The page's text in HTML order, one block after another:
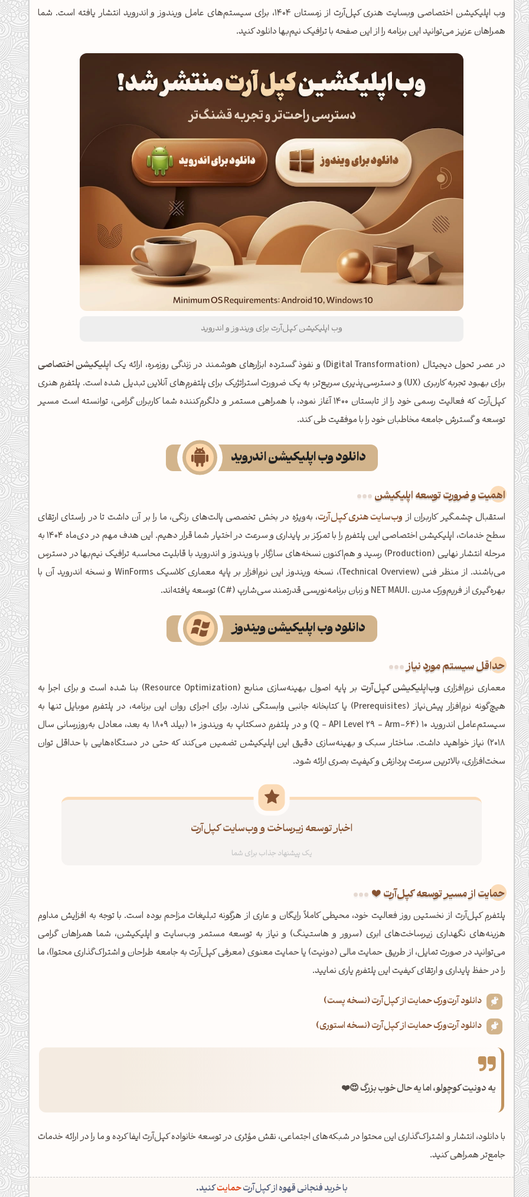
کدهای رنگ
رنگ مکمل
تمام ابزارها
وب اپلیکیشن اختصاصی وبسایت هنری کپل‌آرت از زمستان 1404، برای سیستم‌های عامل ویندوز و اندروید انتشار یافته است. شما
همراهان عزیز می‌توانید این برنامه را از این صفحه با ترافیک نیم‌بها دانلود کنید.
وب اپلیکیشن کپل‌آرت برای ویندوز و اندروید
در عصر تحول دیجیتال (Digital Transformation) و نفوذ گسترده ابزارهای هوشمند در زندگی روزمره، ارائه یک
اپلیکیشن اختصاصی
برای بهبود تجربه کاربری (UX) و دسترسی‌پذیری سریع‌تر، به یک ضرورت استراتژیک برای پلتفرم‌های آنلاین تبدیل شده است. پلتفرم هنری
کپل‌آرت که فعالیت رسمی خود را از تابستان ۱۴۰۰ آغاز نمود، با همراهی مستمر و دلگرم‌کننده شما کاربران گرامی، توانسته است مسیر
توسعه و گسترش جامعه مخاطبان خود را با موفقیت طی کند.
دانلود وب اپلیکیشن اندروید
اهمیت و ضرورت توسعه اپلیکیشن
استقبال چشمگیر کاربران ازوب‌سایت هنری کپل‌آرت، به‌ویژه در بخش تخصصی پالت‌های رنگی، ما را بر آن داشت تا در راستای ارتقای
سطح خدمات، اپلیکیشن اختصاصی این پلتفرم را با تمرکز بر پایداری و سرعت در اختیار شما قرار دهیم. این هدف مهم در دی‌ماه ۱۴۰۴ به
مرحله انتشار نهایی (Production) رسید و هم‌اکنون نسخه‌های سازگار با ویندوز و اندروید با قابلیت محاسبه ترافیک نیم‌بها در دسترس
می‌باشند. از منظر فنی (Technical Overview)، نسخه ویندوز این نرم‌افزار بر پایه معماری کلاسیک WinForms و نسخه اندروید آن با
بهره‌گیری از فریم‌ورک مدرن .NET MAUI و زبان برنامه‌نویسی قدرتمند سی‌شارپ (#C) توسعه یافته‌اند.
دانلود وب اپلیکیشن ویندوز
حداقل سیستم مورد نیاز
معماری نرم‌افزاری وب‌اپلیکیشن کپل‌آرت
بر پایه اصول بهینه‌سازی منابع (Resource Optimization) بنا شده است و برای اجرا به
هیچ‌گونه نرم‌افزار پیش‌نیاز (Prerequisites) یا کتابخانه جانبی وابستگی ندارد. برای اجرای روان این برنامه، در پلتفرم موبایل تنها به
سیستم‌عامل اندروید 10 (Q - API Level 29 - Arm-64) و در پلتفرم دسکتاپ به ویندوز ۱۰ (بیلد ۱۸۰۹ به بعد، معادل به‌روزرسانی سال
۲۰۱۸) نیاز خواهید داشت. ساختار سبک و بهینه‌سازی دقیق این اپلیکیشن تضمین می‌کند که حتی در دستگاه‌هایی با حداقل توان
سخت‌افزاری، بالاترین سرعت پردازش و کیفیت بصری ارائه شود.
اخبار توسعه زیرساخت و وب‌سایت کپل‌آرت
حمایت از مسیر توسعه کپل‌آرت
پلتفرم کپل‌آرت از نخستین روز فعالیت خود، محیطی کاملاً رایگان و عاری از هرگونه تبلیغات مزاحم بوده است. با توجه به افزایش مداوم
هزینه‌های نگهداری زیرساخت‌های ابری (سرور و هاستینگ) و نیاز به توسعه مستمر وب‌سایت و اپلیکیشن، شما همراهان گرامی
می‌توانید در صورت تمایل، از طریق حمایت مالی (دونیت) یا حمایت معنوی (معرفی کپل‌آرت به جامعه طراحان و اشتراک‌گذاری محتوا)، ما
را در حفظ پایداری و ارتقای کیفیت این پلتفرم یاری نمایید.
دانلود آرت‌ورک حمایت از کپل‌آرت (نسخه پست)
دانلود آرت‌ورک حمایت از کپل‌آرت (نسخه استوری)
یه دونیت کوچولو، اما یه حال خوب بزرگ 😍❤️
با دانلود، انتشار و اشتراک‌گذاری این محتوا در شبکه‌های اجتماعی، نقش مؤثری در توسعه خانواده کپل‌آرت ایفا کرده و ما را در ارائه خدمات
جامع‌تر همراهی کنید.
با خرید فنجانی قهوه از کپل‌آرتحمایتکنید.